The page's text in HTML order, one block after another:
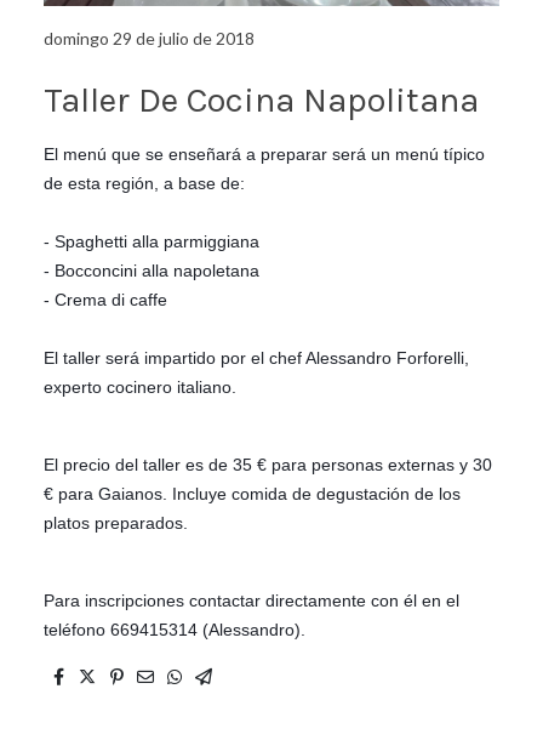
domingo 29 de julio de 2018
Taller De Cocina Napolitana
El menú que se enseñará a preparar será un menú típico
de esta región, a base de:
- Spaghetti alla parmiggiana
- Bocconcini alla napoletana
- Crema di caffe
El taller será impartido por el chef Alessandro Forforelli,
experto cocinero italiano.
El precio del taller es de 35 € para personas externas y 30
€ para Gaianos. Incluye comida de degustación de los
platos preparados.
Para inscripciones contactar directamente con él en el
teléfono 669415314 (Alessandro).